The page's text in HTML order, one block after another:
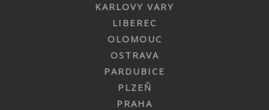
KARLOVY VARY
LIBEREC
OLOMOUC
OSTRAVA
PARDUBICE
PLZEŇ
PRAHA